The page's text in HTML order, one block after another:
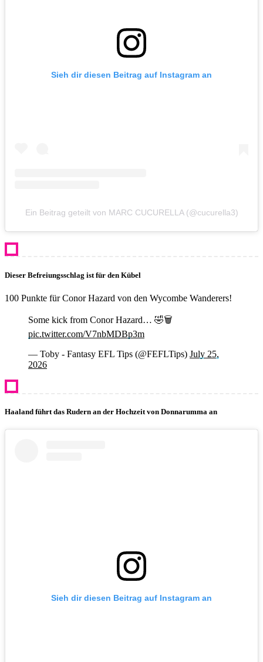
Sieh dir diesen Beitrag auf Instagram an
Ein Beitrag geteilt von MARC CUCURELLA (@cucurella3)
Dieser Befreiungsschlag ist für den Kübel
100 Punkte für Conor Hazard von den Wycombe Wanderers!
Some kick from Conor Hazard… 🤣🗑️
pic.twitter.com/V7nbMDBp3m
— Toby - Fantasy EFL Tips (@FEFLTips) July 25,
2026
Haaland führt das Rudern an der Hochzeit von Donnarumma an
Sieh dir diesen Beitrag auf Instagram an